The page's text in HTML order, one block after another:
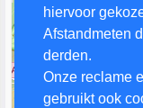
hiervoor
Afstandmeten
derden.
Onze reclame
gebruikt ook